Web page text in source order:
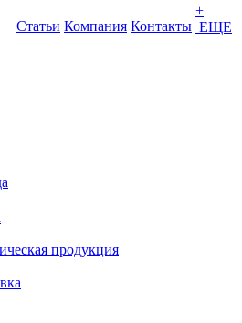
Статьи Компания Контакты
+
ЕЩЕ
продукция